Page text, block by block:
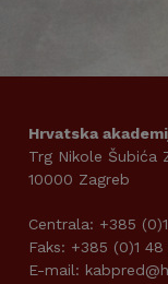
Hrvatska
Trg Nikole Šubića
10000 Zagreb
Centrala: +385 (0)1
Faks: +385 (0)1
E-mail: